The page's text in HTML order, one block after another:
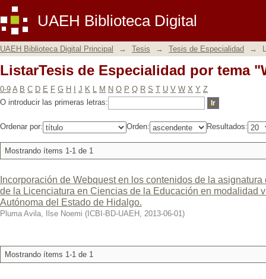
UAEH Biblioteca Digital
ListarTesis de Especialidad por tema
UAEH Biblioteca Digital Principal → Tesis → Tesis de Especialidad →
ListarTesis de Especialidad por tema
0-9 A B C D E F G H J K L M N O P Q R S T U V W X Y Z
O introducir las primeras letras:
Ordenar por: Orden: Resultados:
Mostrando ítems 1-1 de 1
Incorporación de Webquest en los contenidos de la
de la Licenciatura en Ciencias de la Educación en modalidad
Autónoma del Estado de Hidalgo.
Pluma Avila, Ilse Noemi ( ICBI-BD-UAEH , 2013-06-01)
Mostrando ítems 1-1 de 1